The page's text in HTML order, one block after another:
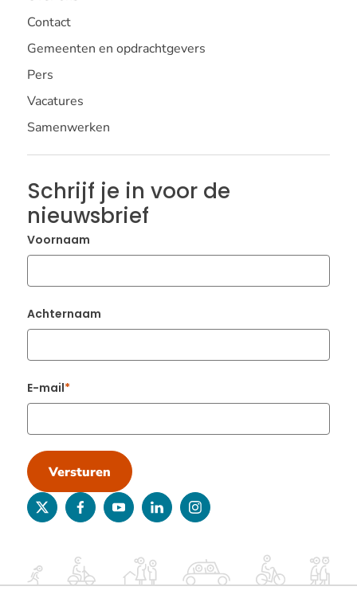
Contact
Gemeenten en opdrachtgevers
Pers
Vacatures
Samenwerken
Schrijf je in voor de
nieuwsbrief
Voornaam
Achternaam
E-mail
Versturen
twitterfacebookyoutubelinkedininstagram